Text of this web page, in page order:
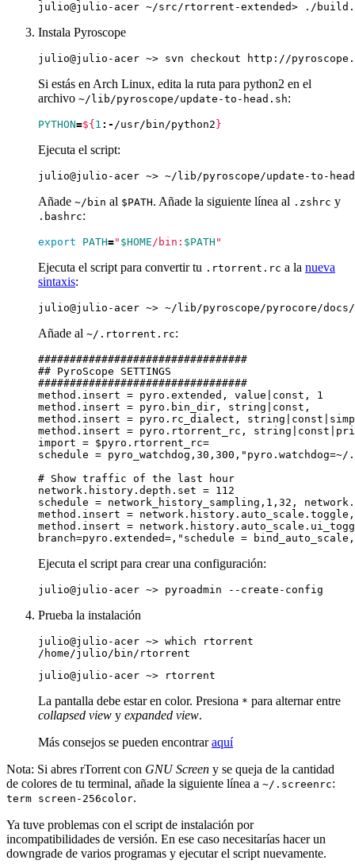
Instala Pyroscope
Si estás en Arch Linux, edita la ruta para python2 en el
archivo ~/lib/pyroscope/update-to-head.sh:
PYTHON=${ 1 :- /usr/bin/python2 }
Ejecuta el script:
Añade ~/bin al $PATH. Añade la siguiente línea al .zshrc y
.bashrc:
export PATH=" $HOME /bin: $PATH "
Ejecuta el script para convertir tu .rtorrent.rc a la nueva
sintaxis:
Añade al ~/.rtorrent.rc:
Ejecuta el script para crear una configuración:
Prueba la instalación
La pantalla debe estar en color. Presiona * para alternar entre
collapsed view y expanded view.
Más consejos se pueden encontraraquí
Nota: Si abres rTorrent con GNU Screen y se queja de la cantidad
de colores de tu terminal, añade la siguiente línea a ~/.screenrc:
term screen-256color.
Ya tuve problemas con el script de instalación por
incompatibilidades de versión. En ese caso necesitarías hacer un
downgrade de varios programas y ejecutar el script nuevamente.